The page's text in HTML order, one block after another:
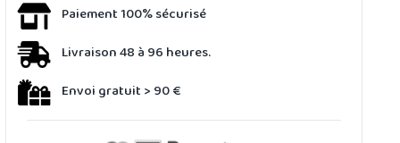
Paiement 100% sécurisé
Livraison 48 à 96 heures.
Envoi gratuit > 90 €